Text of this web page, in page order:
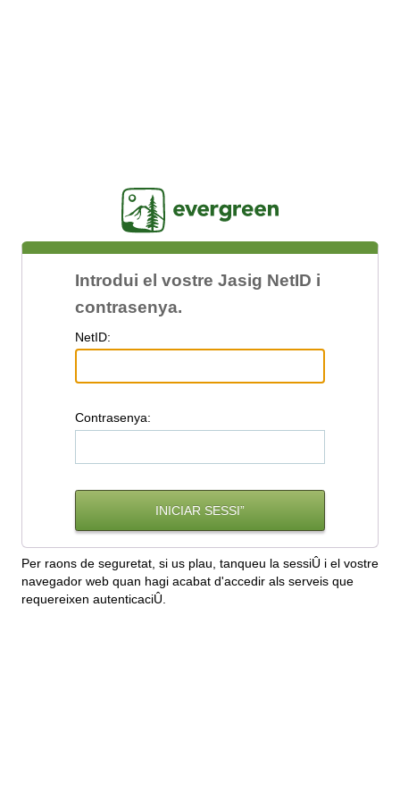
Introdui el vostre Jasig NetID i
contrasenya.
NetID:
Contrasenya:
Per raons de seguretat, si us plau, tanqueu la sessiÛ i el vostre
navegador web quan hagi acabat d'accedir als serveis que
requereixen autenticaciÛ.